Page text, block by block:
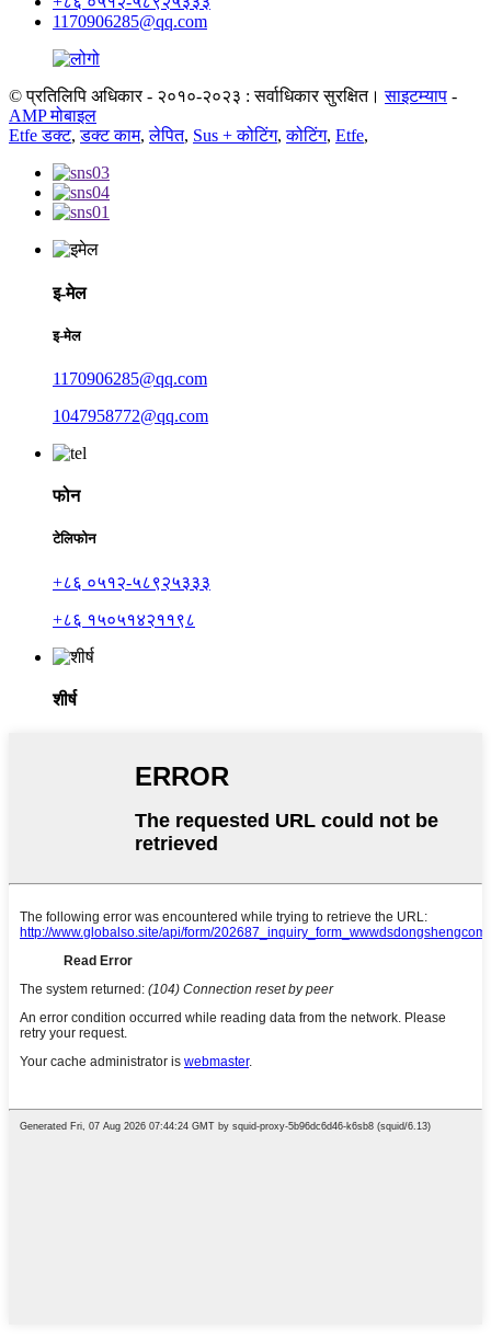
1170906285@qq.com
© प्रतिलिपि अधिकार - २०१०-२०२३ : सर्वाधिकार सुरक्षित। साइटम्याप -
AMP मोबाइल
Etfe डक्ट,डक्ट काम,लेपित, Sus + कोटिंग,कोटिंग, Etfe,
इ-मेल
इ-मेल
1170906285@qq.com
1047958772@qq.com
फोन
टेलिफोन
+८६ ०५१२-५८९२५३३३
+८६ १५०५१४२११९८
शीर्ष